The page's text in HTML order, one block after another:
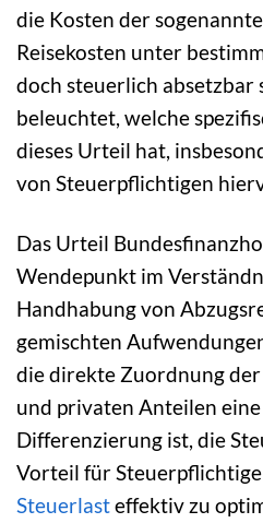
die Kosten der
Reisekosten unter
doch steuerlich absetzbar
beleuchtet, welche
dieses Urteil hat,
von Steuerpflichtigen
Das Urteil
Wendepunkt im
Handhabung von
gemischten
die direkte Zuordnung
und privaten Anteilen
Differenzierung ist, die
Vorteil für
Steuerlasteffektiv zu